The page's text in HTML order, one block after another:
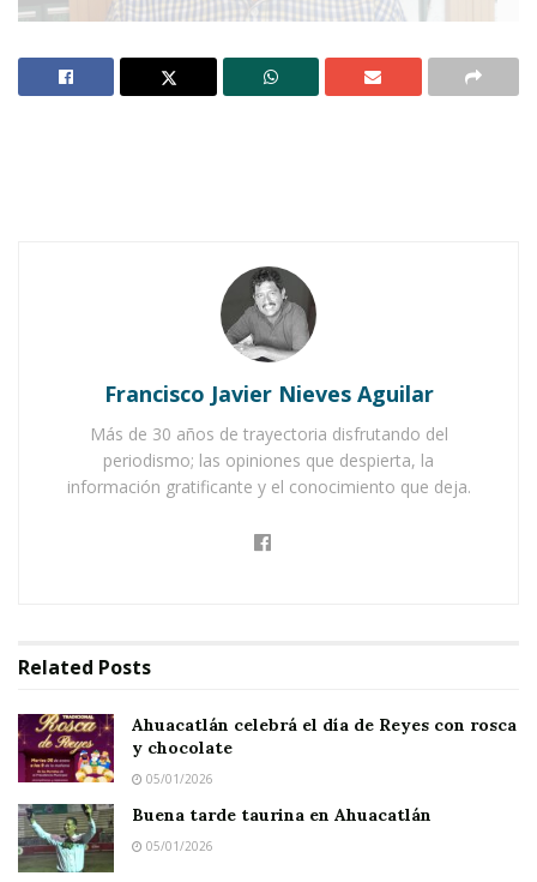
Pian pianito – como decían
nuestros abuelos –, el nuevo tesorero
municipal, Miguel Aguiar Terríquez, trata de
darle cuadratura al círculo. Dice que no ha sido
fácil, pero también confía en su capacidad para
salir adelante y así poner en orden en las
Pese a su experiencia y sobrada capacidad,
Aguiar Terríquez admite que “esto no ha sido
fácil”, pero señala que cuenta con un equipo
sólido y que cada uno de los asistentes está
Francisco Javier Nieves Aguilar
Más de 30 años de trayectoria disfrutando del
periodismo; las opiniones que despierta, la
información gratificante y el conocimiento que deja.
Related Posts
Ahuacatlán celebrá el día de Reyes con rosca
y chocolate
05/01/2026
Buena tarde taurina en Ahuacatlán
05/01/2026